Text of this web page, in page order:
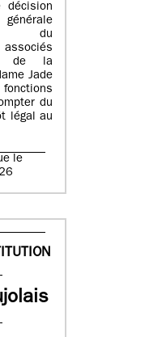
décision
du
de la
Jade
du
légal au
le